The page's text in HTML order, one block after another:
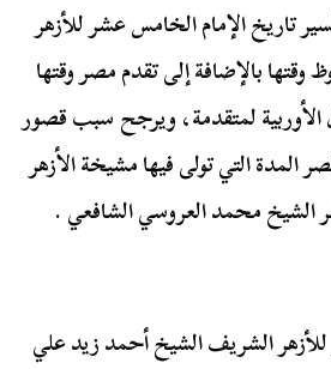
تاريخ الإمام الخامس عشر للأزهر
وقتها بالإضافة إلى تقدم مصر وقتها
لمتقدمة، ويرجح سبب قصور
المدة التي تولى فيها مشيخة الأزهر
الشيخ محمد العروسي الشافعي .
الشريف الشيخ أحمد زيد علي